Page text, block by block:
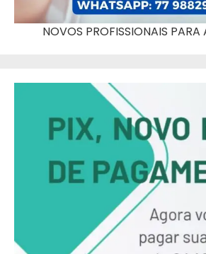
NOVOS PROFISSIONAIS PARA